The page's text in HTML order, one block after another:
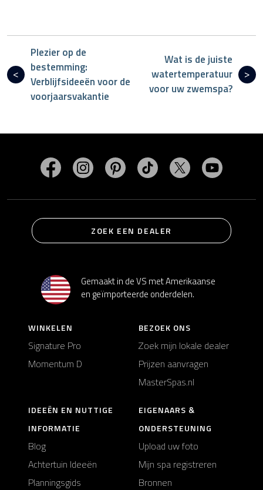
Plezier op de
bestemming:
Verblijfsideeën voor de
voorjaarsvakantie
Wat is de juiste
watertemperatuur
voor uw zwemspa?
Bezoek MasterSpas op Facebook
Bezoek MasterSpas op Instagram
Bezoek MasterSpas op Pinterest
Bezoek MasterSpas op
BezoekBezoek
Gemaakt in de VS met Amerikaanse
en geïmporteerde onderdelen.
ZOEK EEN DEALER
WINKELEN
Signature Pro
Momentum D
BEZOEK ONS
Zoek mijn lokale dealer
Prijzen aanvragen
MasterSpas.nl
IDEEËN EN NUTTIGE
INFORMATIE
Blog
Achtertuin Ideeën
Planningsgids
EIGENAARS &
ONDERSTEUNING
Upload uw foto
Mijn spa registreren
Bronnen